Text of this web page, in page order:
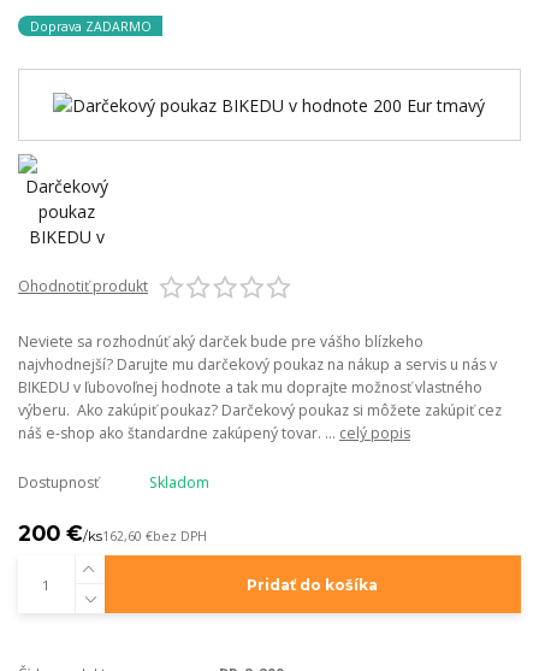
Doprava ZADARMO
Ohodnotiť produkt
Neviete sa rozhodnúť aký darček bude pre vášho blízkeho
najvhodnejší? Darujte mu darčekový poukaz na nákup a servis u nás v
BIKEDU v ľubovoľnej hodnote a tak mu doprajte možnosť vlastného
výberu. Ako zakúpiť poukaz? Darčekový poukaz si môžete zakúpiť cez
náš e-shop ako štandardne zakúpený tovar. ... celý popis
Dostupnosť Skladom
200 €/ks162,60 €bez DPH
Pridať do košíka